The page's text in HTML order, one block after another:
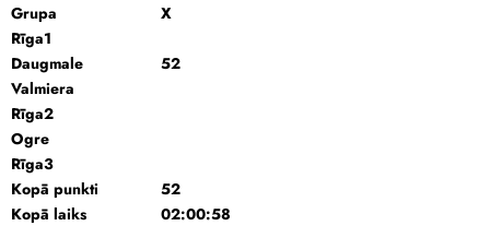
Grupa
X
Rīga1
Daugmale
52
Valmiera
Rīga2
Ogre
Rīga3
Kopā punkti
52
Kopā laiks
02:00:58